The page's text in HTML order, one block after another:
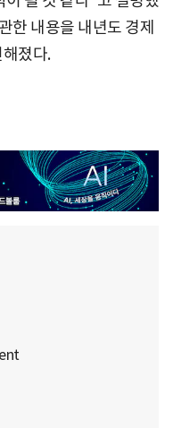
한 내용을 내년도 경제
졌다.